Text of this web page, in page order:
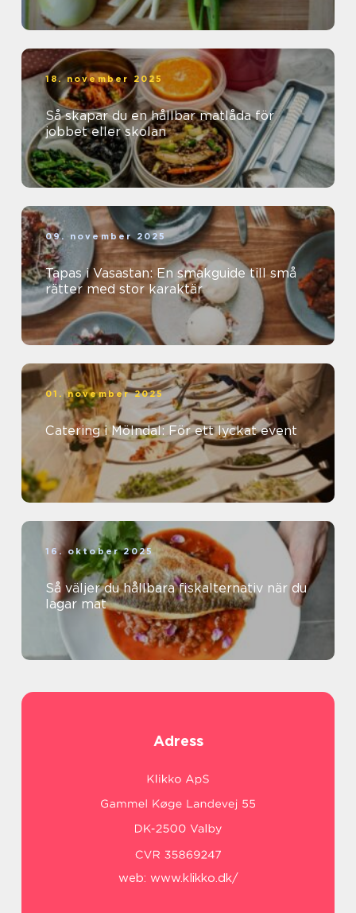
18. november 2025
Så skapar du en hållbar matlåda för
jobbet eller skolan
09. november 2025
Tapas i Vasastan: En smakguide till små
rätter med stor karaktär
01. november 2025
Catering i Mölndal: För ett lyckat event
16. oktober 2025
Så väljer du hållbara fiskalternativ när du
lagar mat
Adress
web: www.klikko.dk/